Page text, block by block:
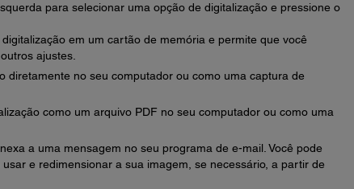
para selecionar uma opção de digitalização e pressione o
em um cartão de memória e permite que você
ajustes.
diretamente no seu computador ou como uma captura de
como um arquivo PDF no seu computador ou como uma
a uma mensagem no seu programa de e-mail. Você pode
e redimensionar a sua imagem, se necessário, a partir de